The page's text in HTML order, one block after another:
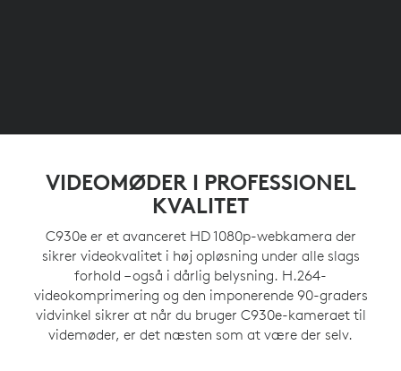
VIDEOMØDER I PROFESSIONEL
KVALITET
C930e er et avanceret HD 1080p-webkamera der
sikrer videokvalitet i høj opløsning under alle slags
forhold – også i dårlig belysning. H.264-
videokomprimering og den imponerende 90-graders
vidvinkel sikrer at når du bruger C930e-kameraet til
videmøder, er det næsten som at være der selv.